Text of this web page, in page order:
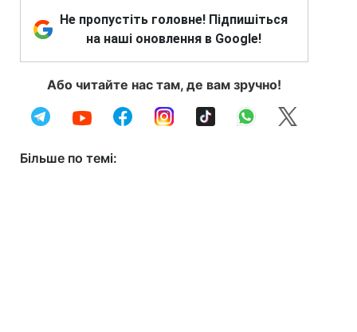
Не пропустіть головне! Підпишіться
на наші оновлення в Google!
Або читайте нас там, де вам зручно!
Більше по темі: